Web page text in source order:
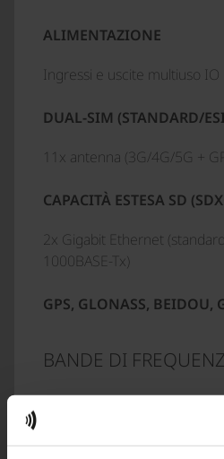
ALIMENTAZIONE
Ingressi e uscite multiuso IO
DUAL-SIM (STANDARD/
11x antenna (3G/4G/5G +
CAPACITÀ ESTESA SD
2x Gigabit Ethernet
1000BASE-Tx)
GPS, GLONASS, BEIDOU,
BANDE DI
5G NR: funzionamento NSA/